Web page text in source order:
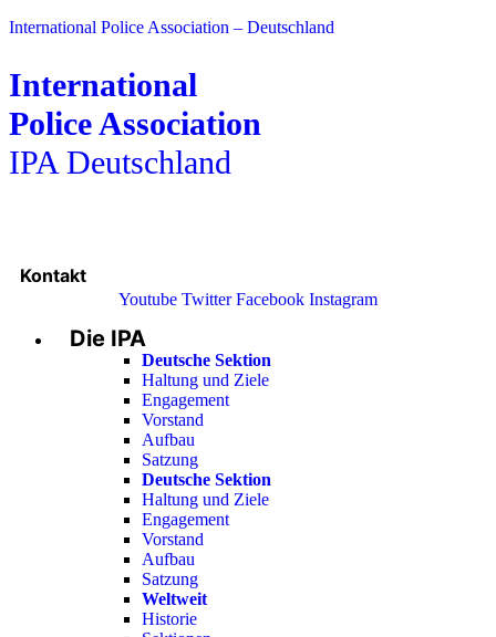
International Police Association – Deutschland
International
Police Association
IPA Deutschland
Kontakt
Youtube Twitter Facebook Instagram
Menu
Die IPA
Deutsche Sektion
Haltung und Ziele
Engagement
Vorstand
Aufbau
Satzung
Deutsche Sektion
Haltung und Ziele
Engagement
Vorstand
Aufbau
Satzung
Weltweit
Historie